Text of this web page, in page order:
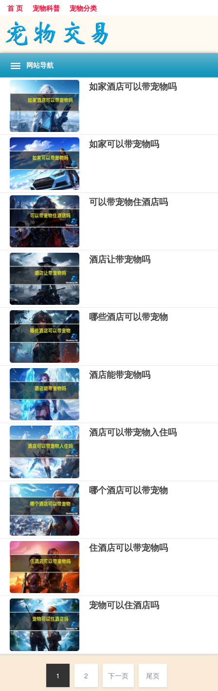
首 页 宠物科普 宠物分类
网站导航
如家酒店可以带宠物吗
如家可以带宠物吗
可以带宠物住酒店吗
酒店让带宠物吗
哪些酒店可以带宠物
酒店能带宠物吗
酒店可以带宠物入住吗
哪个酒店可以带宠物
住酒店可以带宠物吗
宠物可以住酒店吗
1 2 下一页 尾页